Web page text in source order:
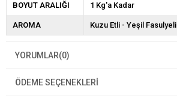
BOYUT ARALIĞI 1 Kg'a Kadar
AROMA Kuzu Etli - Yeşil Fasulyeli
YORUMLAR(0)
ÖDEME SEÇENEKLERI